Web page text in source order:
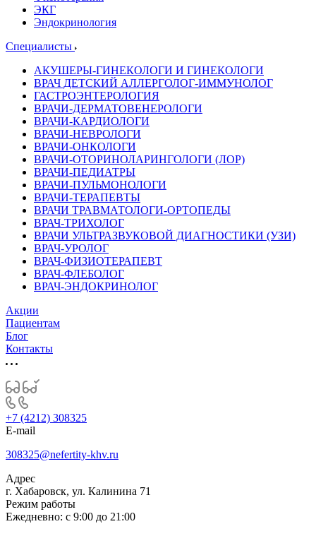
ЭКГ
Эндокринология
Специалисты
АКУШЕРЫ-ГИНЕКОЛОГИ И ГИНЕКОЛОГИ
ВРАЧ ДЕТСКИЙ АЛЛЕРГОЛОГ-ИММУНОЛОГ
ГАСТРОЭНТЕРОЛОГИЯ
ВРАЧИ-ДЕРМАТОВЕНЕРОЛОГИ
ВРАЧИ-КАРДИОЛОГИ
ВРАЧИ-НЕВРОЛОГИ
ВРАЧИ-ОНКОЛОГИ
ВРАЧИ-ОТОРИНОЛАРИНГОЛОГИ (ЛОР)
ВРАЧИ-ПЕДИАТРЫ
ВРАЧИ-ПУЛЬМОНОЛОГИ
ВРАЧИ-ТЕРАПЕВТЫ
ВРАЧИ ТРАВМАТОЛОГИ-ОРТОПЕДЫ
ВРАЧ-ТРИХОЛОГ
ВРАЧИ УЛЬТРАЗВУКОВОЙ ДИАГНОСТИКИ (УЗИ)
ВРАЧ-УРОЛОГ
ВРАЧ-ФИЗИОТЕРАПЕВТ
ВРАЧ-ФЛЕБОЛОГ
ВРАЧ-ЭНДОКРИНОЛОГ
Акции
Пациентам
Блог
Контакты
+7 (4212) 308325
E-mail
308325@nefertity-khv.ru
Адрес
г. Хабаровск, ул. Калинина 71
Режим работы
Ежедневно: с 9:00 до 21:00